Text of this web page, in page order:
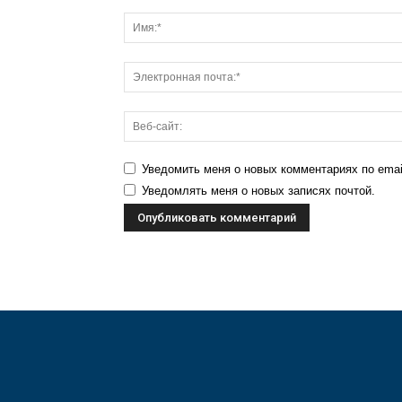
Уведомить меня о новых комментариях по
Уведомлять меня о новых записях почтой.